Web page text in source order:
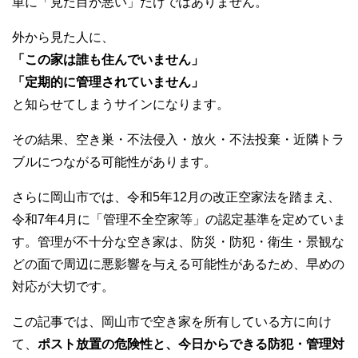
外から見た人に、
「この家は誰も住んでいません」
「定期的に管理されていません」
と知らせてしまうサインになります。
その結果、空き巣・不法侵入・放火・不法投棄・近隣トラ
ブルにつながる可能性があります。
さらに岡山市では、令和5年12月の改正空家法を踏まえ、
令和7年4月に「管理不全空家等」の認定基準を定めていま
す。管理が不十分な空き家は、防災・防犯・衛生・景観な
どの面で周辺に悪影響を与える可能性があるため、早めの
対応が大切です。
この記事では、岡山市で空き家を所有している方に向け
て、 ポスト放置の危険性と、今日からできる防犯・管理対